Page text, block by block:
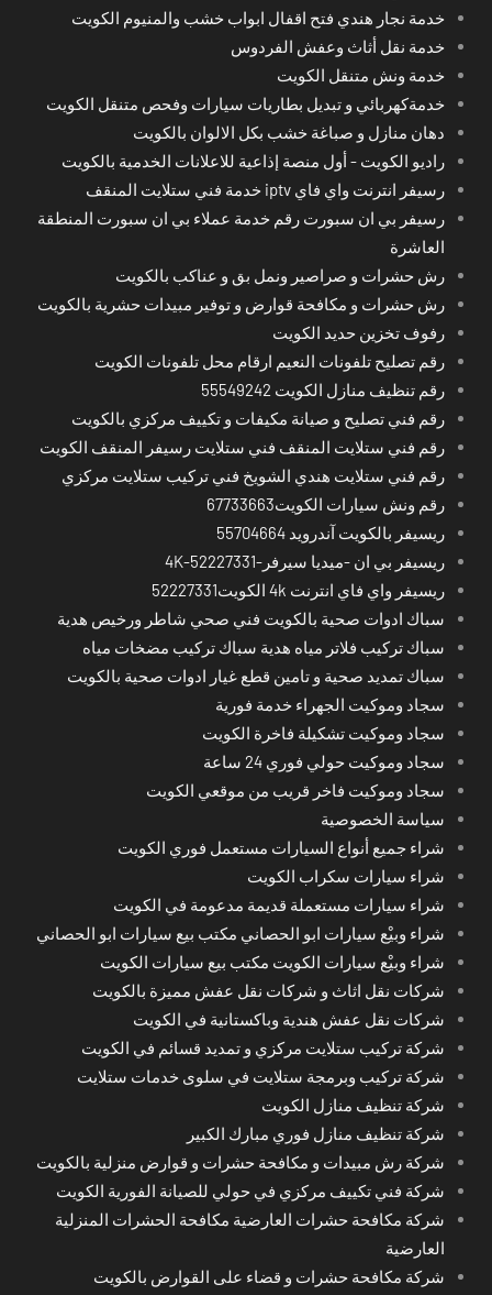
خدمة نجار هندي فتح اقفال ابواب خشب والمنيوم الكويت
خدمة نقل أثاث وعفش الفردوس
خدمة ونش متنقل الكويت
خدمةكهربائي و تبديل بطاريات سيارات وفحص متنقل الكويت
دهان منازل و صباغة خشب بكل الالوان بالكويت
راديو الكويت - أول منصة إذاعية للاعلانات الخدمية بالكويت
رسيفر انترنت واي فاي iptv خدمة فني ستلايت المنقف
رسيفر بي ان سبورت رقم خدمة عملاء بي ان سبورت المنطقة
العاشرة
رش حشرات و صراصير ونمل بق و عناكب بالكويت
رش حشرات و مكافحة قوارض و توفير مبيدات حشرية بالكويت
رفوف تخزين حديد الكويت
رقم تصليح تلفونات النعيم ارقام محل تلفونات الكويت
رقم تنظيف منازل الكويت 55549242
رقم فني تصليح و صيانة مكيفات و تكييف مركزي بالكويت
رقم فني ستلايت المنقف فني ستلايت رسيفر المنقف الكويت
رقم فني ستلايت هندي الشويخ فني تركيب ستلايت مركزي
رقم ونش سيارات الكويت67733663
ريسيفر بالكويت آندرويد 55704664
ريسيفر بي ان -ميديا سيرفر-4K-52227331
ريسيفر واي فاي انترنت 4k الكويت52227331
سباك ادوات صحية بالكويت فني صحي شاطر ورخيص هدية
سباك تركيب فلاتر مياه هدية سباك تركيب مضخات مياه
سباك تمديد صحية و تامين قطع غيار ادوات صحية بالكويت
سجاد وموكيت الجهراء خدمة فورية
سجاد وموكيت تشكيلة فاخرة الكويت
سجاد وموكيت حولي فوري 24 ساعة
سجاد وموكيت فاخر قريب من موقعي الكويت
سياسة الخصوصية
شراء جميع أنواع السيارات مستعمل فوري الكويت
شراء سيارات سكراب الكويت
شراء سيارات مستعملة قديمة مدعومة في الكويت
شراء وبيْع سيارات ابو الحصاني مكتب بيع سيارات ابو الحصاني
شراء وبيْع سيارات الكويت مكتب بيع سيارات الكويت
شركات نقل اثاث و شركات نقل عفش مميزة بالكويت
شركات نقل عفش هندية وباكستانية في الكويت
شركة تركيب ستلايت مركزي و تمديد قسائم في الكويت
شركة تركيب وبرمجة ستلايت في سلوى خدمات ستلايت
شركة تنظيف منازل الكويت
شركة تنظيف منازل فوري مبارك الكبير
شركة رش مبيدات و مكافحة حشرات و قوارض منزلية بالكويت
شركة فني تكييف مركزي في حولي للصيانة الفورية الكويت
شركة مكافحة حشرات العارضية مكافحة الحشرات المنزلية
العارضية
شركة مكافحة حشرات و قضاء على القوارض بالكويت